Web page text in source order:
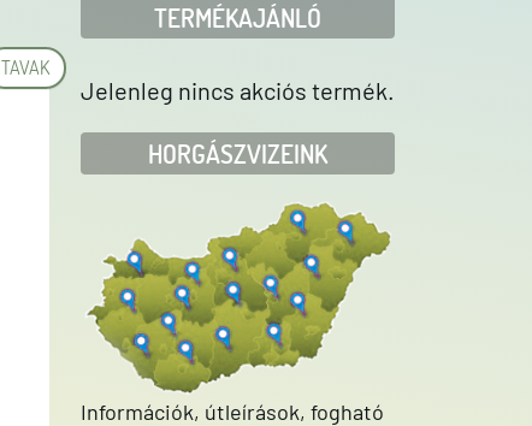
TAVAK
TERMÉKAJÁNLÓ
Jelenleg nincs akciós termék.
HORGÁSZVIZEINK
Információk, útleírások, fogható